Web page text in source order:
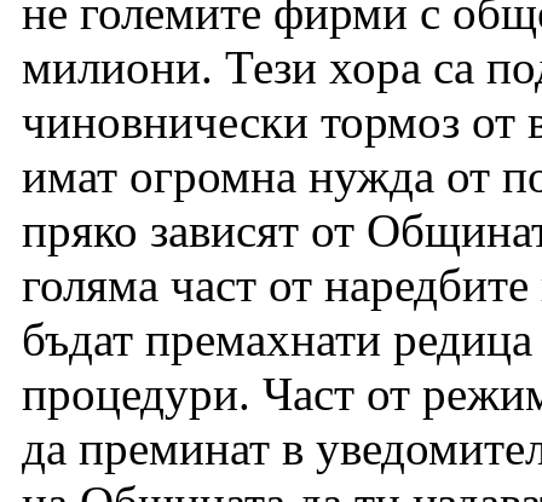
не големите фирми с
милиони. Тези хора са
чиновнически тормоз
имат огромна нужда от
пряко зависят от
голяма част от
бъдат премахнати
процедури. Част от
да преминат в